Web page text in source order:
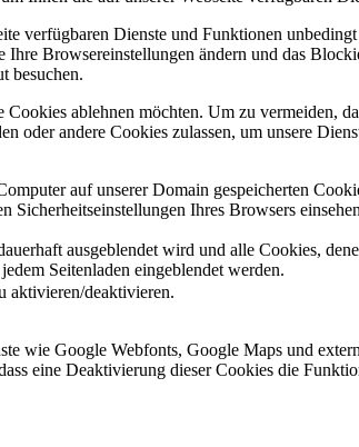
verfügbaren Dienste und Funktionen
Ihre Browsereinstellungen ändern und das
besuchen.
ablehnen möchten. Um zu vermeiden,
oder andere Cookies zulassen, um unsere
auf unserer Domain gespeicherten
Sicherheitseinstellungen Ihres Browsers
ausgeblendet wird und alle Cookies,
Seitenladen eingeblendet werden.
aktivieren/deaktivieren.
wie Google Webfonts, Google Maps und
eine Deaktivierung dieser Cookies die